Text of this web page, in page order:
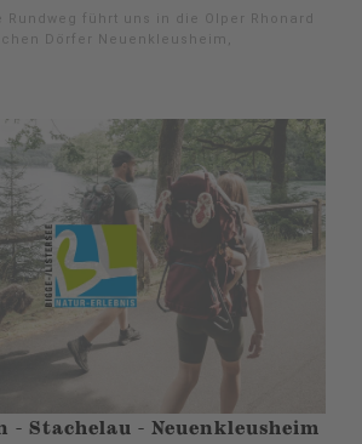
Rundweg führt uns in die Olper Rhonard
Dörfer Neuenkleusheim,
- Stachelau - Neuenkleusheim